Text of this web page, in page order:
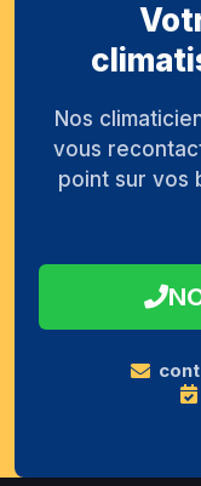
Nos
vous
point sur vos